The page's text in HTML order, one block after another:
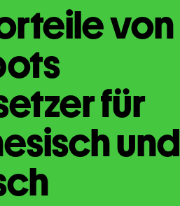
von
für
und